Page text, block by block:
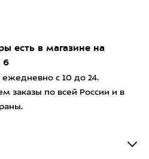
есть в магазине на
6
ежедневно с 10 до 24.
заказы по всей России и в